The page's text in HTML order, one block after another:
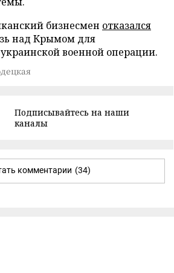
бизнесмен отказался
над Крымом для
военной операции.
Подписывайтесь на наши
каналы
комментарии (34)